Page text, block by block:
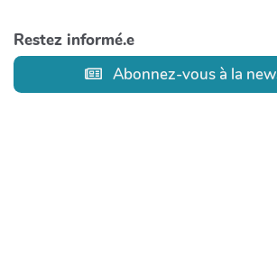
Restez informé.e
Abonnez-vous à la